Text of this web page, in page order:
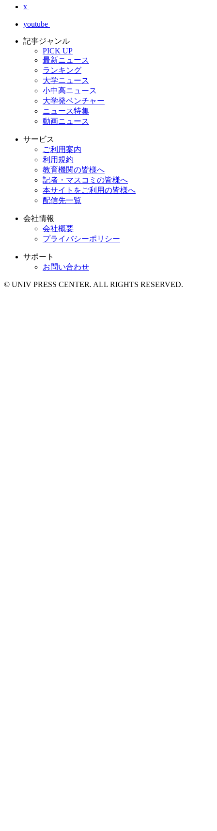
x
youtube
記事ジャンル
PICK UP
最新ニュース
ランキング
大学ニュース
小中高ニュース
大学発ベンチャー
ニュース特集
動画ニュース
サービス
ご利用案内
利用規約
教育機関の皆様へ
記者・マスコミの皆様へ
本サイトをご利用の皆様へ
配信先一覧
会社情報
会社概要
プライバシーポリシー
サポート
お問い合わせ
© UNIV PRESS CENTER. ALL RIGHTS RESERVED.